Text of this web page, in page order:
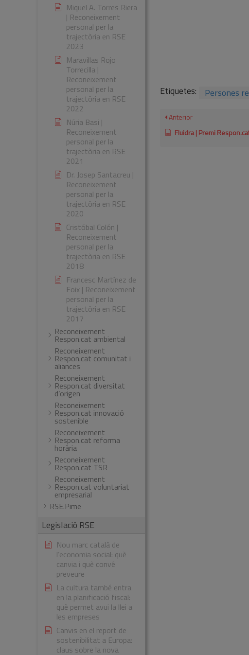
Miquel A. Torres Riera
| Reconeixement
personal per la
trajectòria en RSE
2023
Maravillas Rojo
Torrecilla |
Reconeixement
personal per la
trajectòria en RSE
2022
Núria Basi |
Reconeixement
personal per la
trajectòria en RSE
2021
Dr. Josep Santacreu |
Reconeixement
personal per la
trajectòria en RSE
2020
Cristóbal Colón |
Reconeixement
personal per la
trajectòria en RSE
2018
Francesc Martínez de
Foix | Reconeixement
personal per la
trajectòria en RSE
2017
Reconeixement
Respon.cat ambiental
Reconeixement
Respon.cat comunitat i
aliances
Reconeixement
Respon.cat diversitat
d’origen
Reconeixement
Respon.cat innovació
sostenible
Reconeixement
Respon.cat reforma
horària
Reconeixement
Respon.cat TSR
Reconeixement
Respon.cat voluntariat
empresarial
RSE.Pime
Legislació RSE
Nou marc català de
l’economia social: què
canvia i què convé
preveure
La cultura també entra
en la planificació fiscal:
què permet avui la llei a
les empreses
Canvis en el report de
sostenibilitat a Europa:
claus sobre la nova
Etiquetes: Persones
Anterior
Fluidra | Premi Respon.cat a la trajectòria del compromís en